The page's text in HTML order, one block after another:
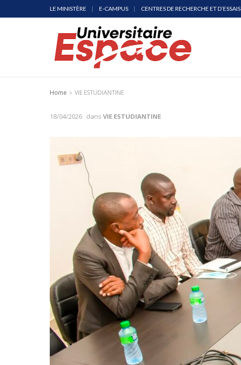
LE MINISTÈRE E-CAMPUS CENTRES DE RECHERCHE ET D’ESSAIS
Home VIE ESTUDIANTINE
18/04/2026 dans VIE ESTUDIANTINE